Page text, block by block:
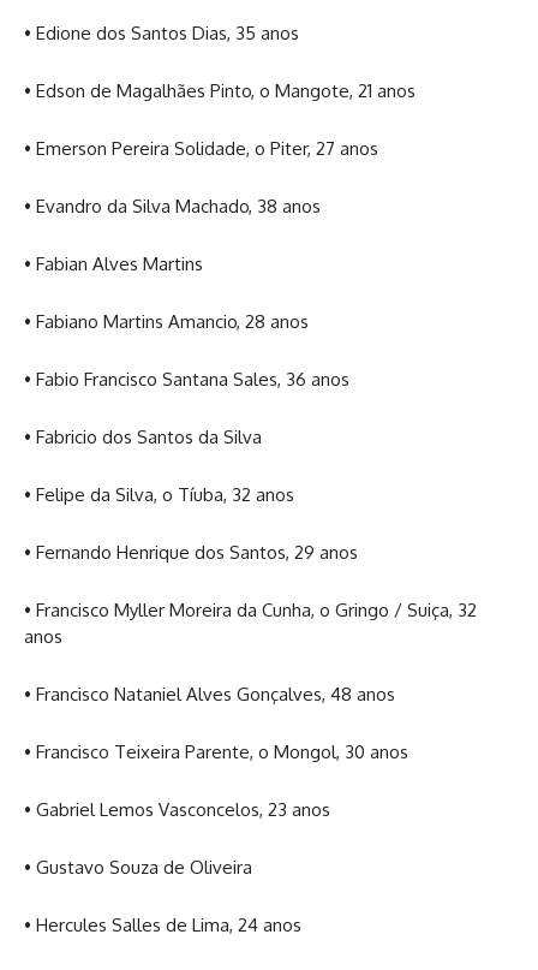
• Edione dos Santos Dias, 35 anos
• Edson de Magalhães Pinto, o Mangote, 21 anos
• Emerson Pereira Solidade, o Piter, 27 anos
• Evandro da Silva Machado, 38 anos
• Fabian Alves Martins
• Fabiano Martins Amancio, 28 anos
• Fabio Francisco Santana Sales, 36 anos
• Fabricio dos Santos da Silva
• Felipe da Silva, o Tíuba, 32 anos
• Fernando Henrique dos Santos, 29 anos
• Francisco Myller Moreira da Cunha, o Gringo / Suiça, 32
anos
• Francisco Nataniel Alves Gonçalves, 48 anos
• Francisco Teixeira Parente, o Mongol, 30 anos
• Gabriel Lemos Vasconcelos, 23 anos
• Gustavo Souza de Oliveira
• Hercules Salles de Lima, 24 anos